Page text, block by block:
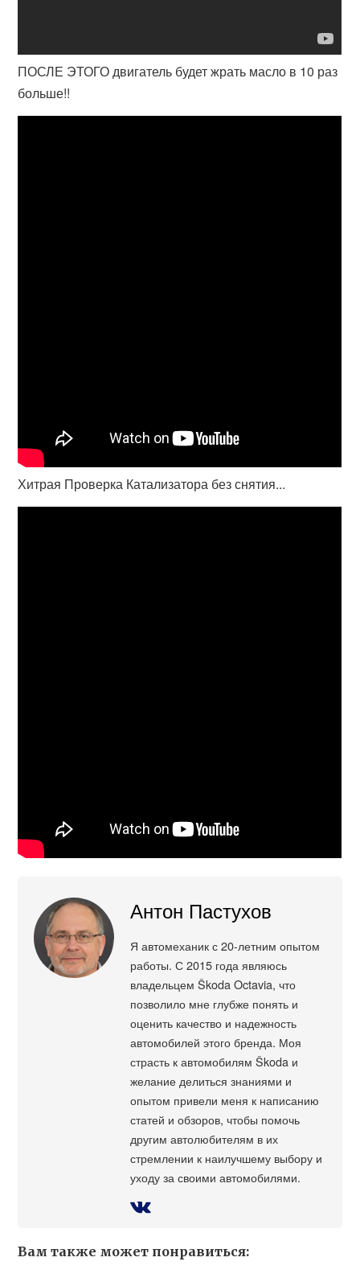
ПОСЛЕ ЭТОГО двигатель будет жрать масло в 10 раз
больше!!
Хитрая Проверка Катализатора без снятия...
Антон Пастухов
Я автомеханик с 20-летним опытом
работы. С 2015 года являюсь
владельцем Škoda Octavia, что
позволило мне глубже понять и
оценить качество и надежность
автомобилей этого бренда. Моя
страсть к автомобилям Škoda и
желание делиться знаниями и
опытом привели меня к написанию
статей и обзоров, чтобы помочь
другим автолюбителям в их
стремлении к наилучшему выбору и
уходу за своими автомобилями.
Вам также может понравиться: